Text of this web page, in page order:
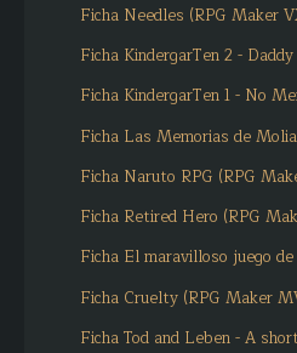
Ficha Needles (RPG Maker
Ficha KindergarTen 2 -
Ficha KindergarTen 1 - No
Ficha Las Memorias de
Ficha Naruto RPG (RPG
Ficha Retired Hero (RPG
Ficha El maravilloso juego
Ficha Cruelty (RPG Maker
Ficha Tod and Leben - A